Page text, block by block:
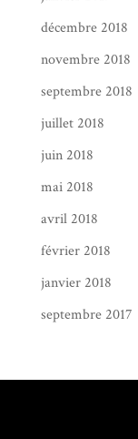
décembre 2018
novembre 2018
septembre 2018
juillet 2018
juin 2018
mai 2018
avril 2018
février 2018
janvier 2018
septembre 2017